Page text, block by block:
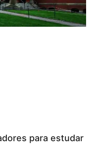
para estudar